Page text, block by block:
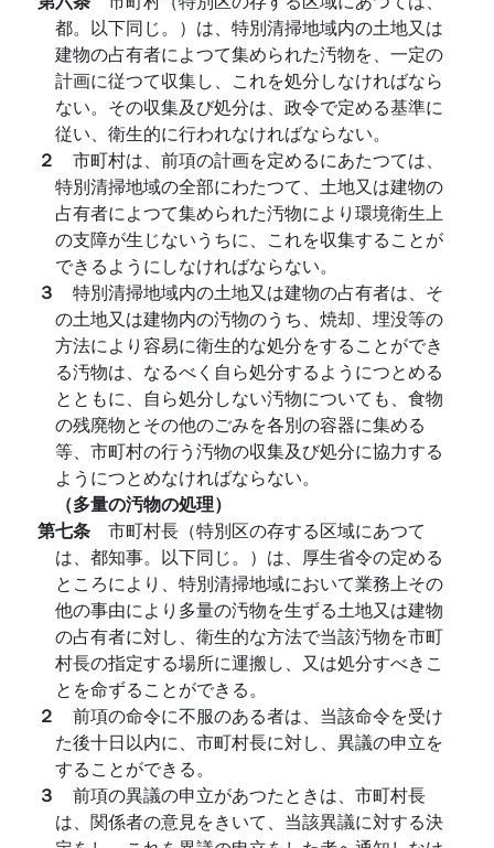
都。以下同じ。）は、特別清掃地域内の土地又は
建物の占有者によつて集められた汚物を、一定の
計画に従つて収集し、これを処分しなければなら
ない。その収集及び処分は、政令で定める基準に
従い、衛生的に行われなければならない。
２ 市町村は、前項の計画を定めるにあたつては、
特別清掃地域の全部にわたつて、土地又は建物の
占有者によつて集められた汚物により環境衛生上
の支障が生じないうちに、これを収集することが
できるようにしなければならない。
３ 特別清掃地域内の土地又は建物の占有者は、そ
の土地又は建物内の汚物のうち、焼却、埋没等の
方法により容易に衛生的な処分をすることができ
る汚物は、なるべく自ら処分するようにつとめる
とともに、自ら処分しない汚物についても、食物
の残廃物とその他のごみを各別の容器に集める
等、市町村の行う汚物の収集及び処分に協力する
ようにつとめなければならない。
（多量の汚物の処理）
第七条 市町村長（特別区の存する区域にあつて
は、都知事。以下同じ。）は、厚生省令の定める
ところにより、特別清掃地域において業務上その
他の事由により多量の汚物を生ずる土地又は建物
の占有者に対し、衛生的な方法で当該汚物を市町
村長の指定する場所に運搬し、又は処分すべきこ
とを命ずることができる。
２ 前項の命令に不服のある者は、当該命令を受け
た後十日以内に、市町村長に対し、異議の申立を
することができる。
３ 前項の異議の申立があつたときは、市町村長
は、関係者の意見をきいて、当該異議に対する決